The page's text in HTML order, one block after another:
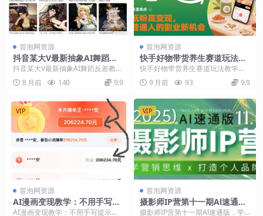
冒泡网资源
抖音某大V最新抽象AI舞蹈反
差教学，手机即可剪辑，多平
抖音某大V最新抽象AI舞蹈反差教
学，手机即可剪辑，多平台发布撸
收益 作品可以同步...
8 月前 140 9.9
冒泡网资源
快手好物带货养生赛道玩法教
学，低粉高变现，普通人的副
快手好物带货养生赛道玩法教学，
低粉高变现，普通人的副业新机会
课程介绍 现在可以...
9 月前 93 9.9
VIP
冒泡网资源
AI漫画变现教学：不用手写提
示词，自动生成脚本文案，一
AI漫画变现教学：不用手写提示
VIP
冒泡网资源
摄影师IP营第十一期Al速通
版，学营销思维+打造个人品
摄影师IP营第十一期Al速通版，学